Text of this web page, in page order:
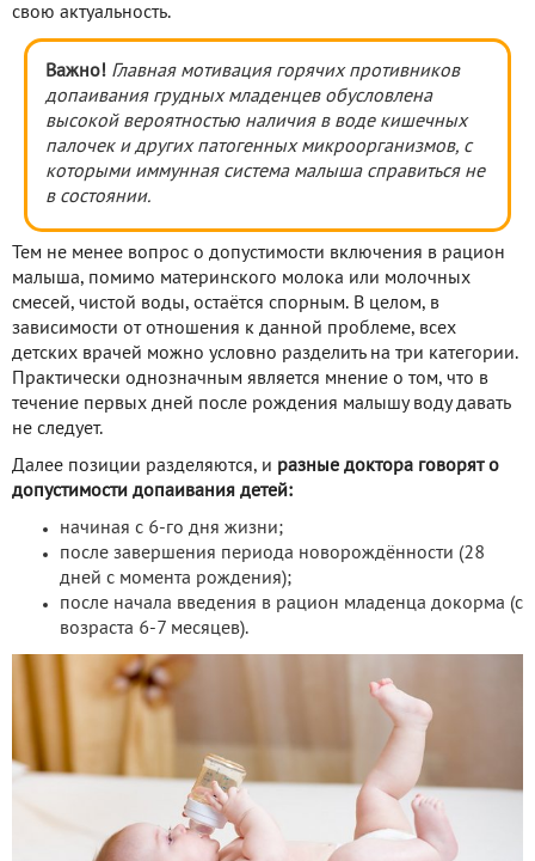
свою актуальность.
Важно! Главная мотивация горячих противников
допаивания грудных младенцев обусловлена
высокой вероятностью наличия в воде кишечных
палочек и других патогенных микроорганизмов, с
которыми иммунная система малыша справиться не
в состоянии.
Тем не менее вопрос о допустимости включения в рацион
малыша, помимо материнского молока или молочных
смесей, чистой воды, остаётся спорным. В целом, в
зависимости от отношения к данной проблеме, всех
детских врачей можно условно разделить на три категории.
Практически однозначным является мнение о том, что в
течение первых дней после рождения малышу воду давать
не следует.
Далее позиции разделяются, и разные доктора говорят о
допустимости допаивания детей:
начиная с 6-го дня жизни;
после завершения периода новорождённости (28
дней с момента рождения);
после начала введения в рацион младенца докорма (с
возраста 6-7 месяцев).